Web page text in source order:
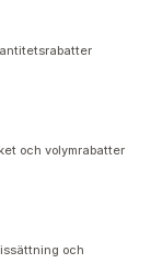
och volymrabatter
och